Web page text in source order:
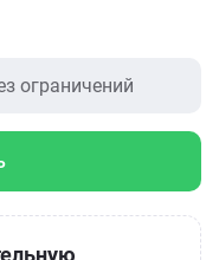
ограничений